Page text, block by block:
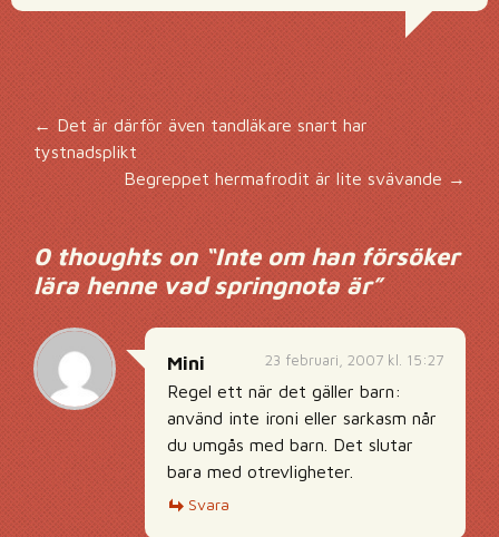
Inläggsnavigering
←Det är därför även tandläkare snart har
tystnadsplikt
Begreppet hermafrodit är lite svävande →
0 thoughts on “Inte om han försöker
lära henne vad springnota är”
23 februari, 2007 kl. 15:27
Mini
Regel ett när det gäller barn:
använd inte ironi eller sarkasm når
du umgås med barn. Det slutar
bara med otrevligheter.
Svara